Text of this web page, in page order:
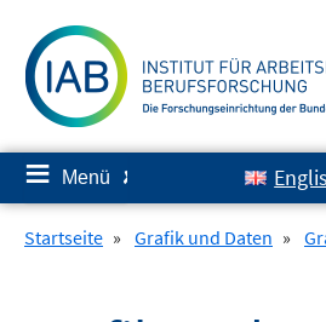
zum
Inhalt
≡ Menü ✘
Startseite » Grafik und Daten »